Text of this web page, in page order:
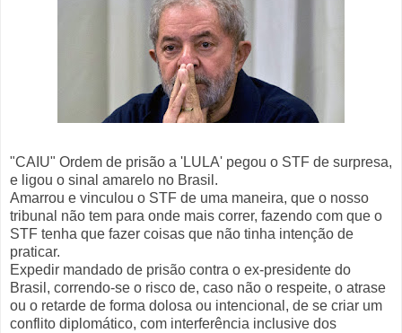
"CAIU" Ordem de prisão a 'LULA' pegou o STF de surpresa,
e ligou o sinal amarelo no Brasil.
Amarrou e vinculou o STF de uma maneira, que o nosso
tribunal não tem para onde mais correr, fazendo com que o
STF tenha que fazer coisas que não tinha intenção de
praticar.
Expedir mandado de prisão contra o ex-presidente do
Brasil, correndo-se o risco de, caso não o respeite, o atrase
ou o retarde de forma dolosa ou intencional, de se criar um
conflito diplomático, com interferência inclusive dos